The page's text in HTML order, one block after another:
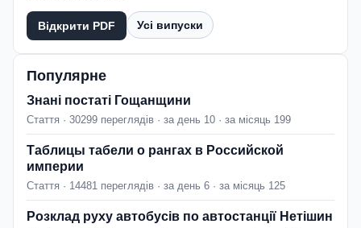
Відкрити PDF Усі випуски
Популярне
Знані постаті Гощанщини
Стаття · 30299 переглядів · за день 10 · за місяць 199
Таблицы табели о рангах в Российской
империи
Стаття · 14481 переглядів · за день 6 · за місяць 125
Розклад руху автобусів по автостанції Нетішин